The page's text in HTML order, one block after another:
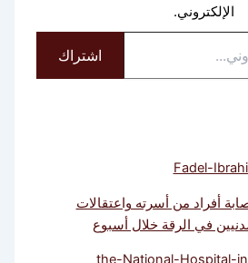
الإلكتروني.
اشتراك
أفراد من أسرته واعتقالات
في الرقة خلال أسبوع